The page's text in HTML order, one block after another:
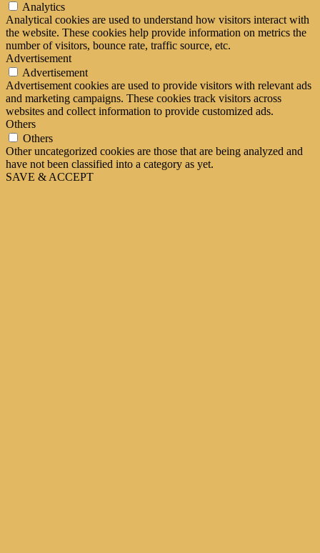
Analytics
Analytical cookies are used to understand how visitors interact with
the website. These cookies help provide information on metrics the
number of visitors, bounce rate, traffic source, etc.
Advertisement
Advertisement
Advertisement cookies are used to provide visitors with relevant ads
and marketing campaigns. These cookies track visitors across
websites and collect information to provide customized ads.
Others
Others
Other uncategorized cookies are those that are being analyzed and
have not been classified into a category as yet.
SAVE & ACCEPT